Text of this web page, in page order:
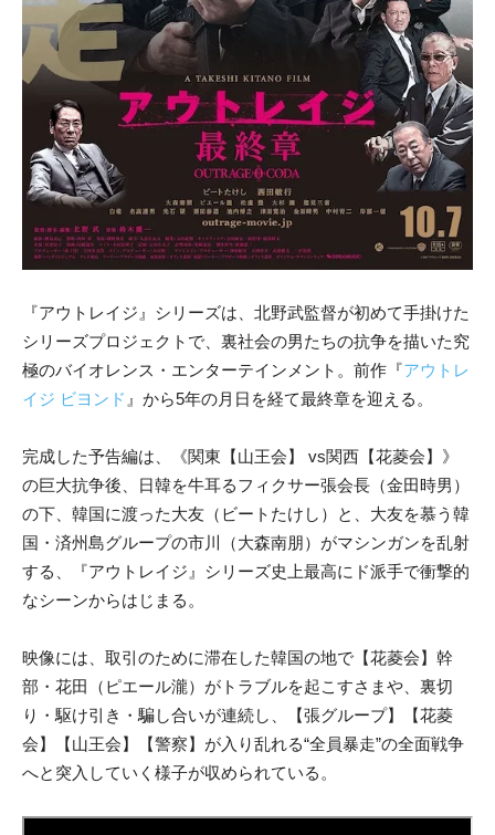
『アウトレイジ』シリーズは、北野武監督が初めて手掛けた
シリーズプロジェクトで、裏社会の男たちの抗争を描いた究
極のバイオレンス・エンターテインメント。前作『アウトレ
イジ ビヨンド 』から5年の月日を経て最終章を迎える。
完成した予告編は、《関東【山王会】 vs関西【花菱会】》
の巨大抗争後、日韓を牛耳るフィクサー張会長（金田時男）
の下、韓国に渡った大友（ビートたけし）と、大友を慕う韓
国・済州島グループの市川（大森南朋）がマシンガンを乱射
する、『アウトレイジ』シリーズ史上最高にド派手で衝撃的
なシーンからはじまる。
映像には、取引のために滞在した韓国の地で【花菱会】幹
部・花田（ピエール瀧）がトラブルを起こすさまや、裏切
り・駆け引き・騙し合いが連続し、【張グループ】【花菱
会】【山王会】【警察】が入り乱れる“全員暴走”の全面戦争
へと突入していく様子が収められている。